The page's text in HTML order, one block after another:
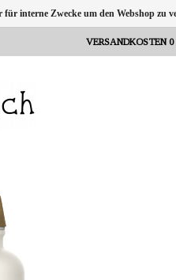
VERSANDKOSTEN
interne Zwecke um den Webshop zu